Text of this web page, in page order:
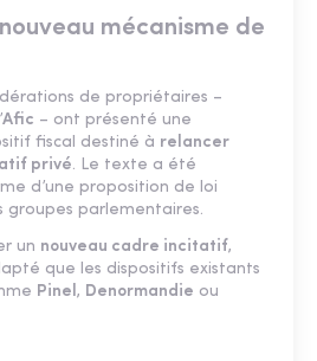
mécanisme de
de propriétaires –
Afic – ont présenté une
fiscal destiné à relancer
privé. Le texte a été
d’une proposition de loi
groupes parlementaires.
un nouveau cadre incitatif,
que les dispositifs existants
Pinel, Denormandie ou